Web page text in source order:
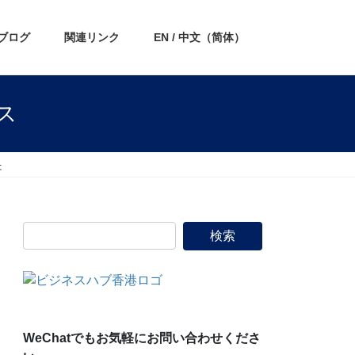
ログ 関連リンク EN / 中文（简体）
WeChatでもお気軽にお問い合わせくださ